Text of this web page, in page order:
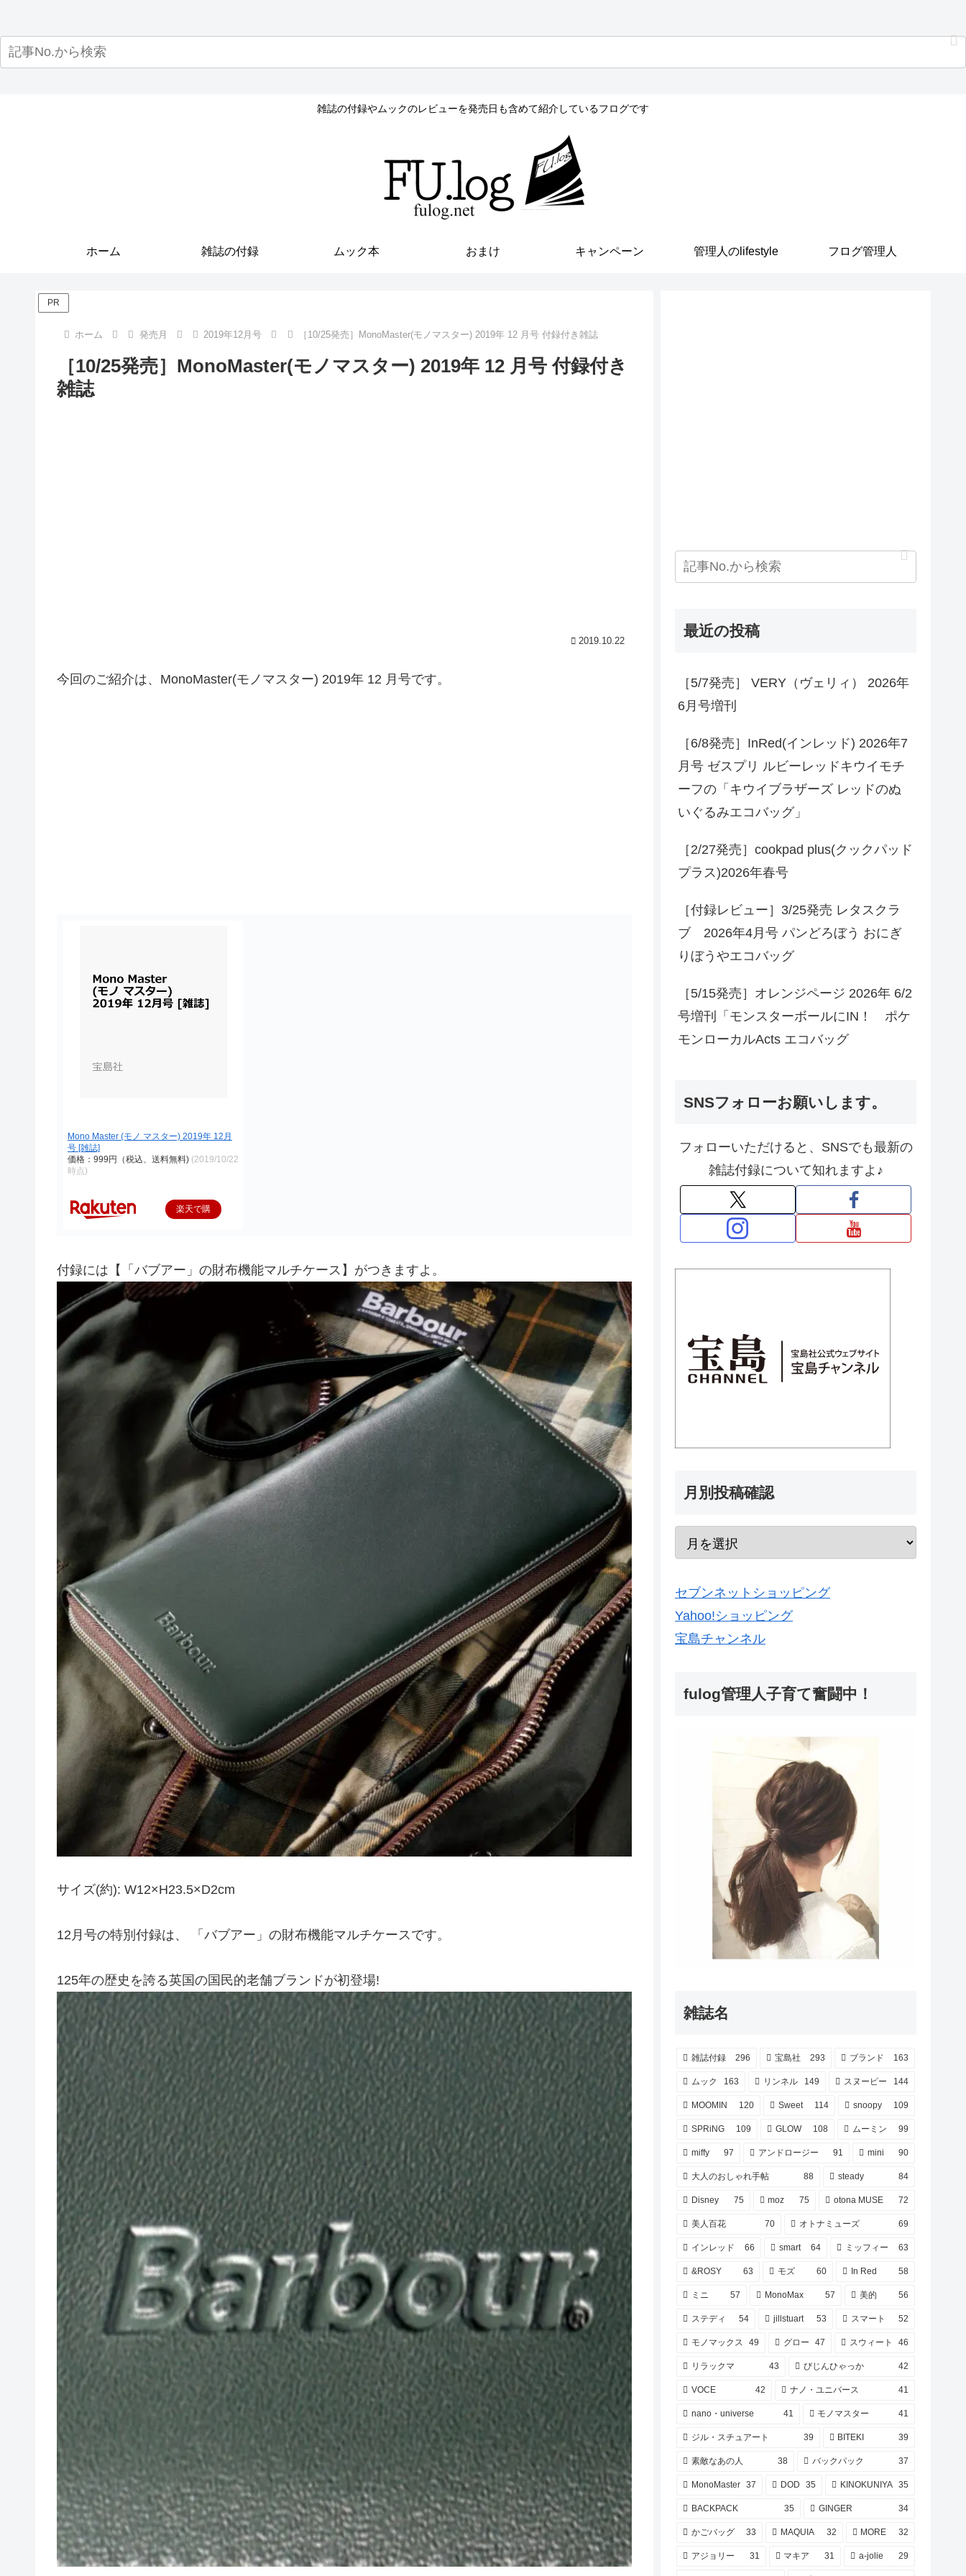
雑誌の付録やムックのレビューを発売日も含めて紹介しているフログです
ホーム 雑誌の付録 ムック本 おまけ キャンペーン 管理人のlifestyle フログ管理人
PR
ホーム 発売月 2019年12月号 ［10/25発売］MonoMaster(モノマスター) 2019年 12 月号 付録付き雑誌
［10/25発売］MonoMaster(モノマスター) 2019年 12 月号 付録付き
雑誌
2019.10.22
今回のご紹介は、MonoMaster(モノマスター) 2019年 12 月号です。
Mono Master (モノ マスター) 2019年 12月
号 [雑誌]
価格：999円（税込、送料無料) (2019/10/22
時点)
楽天で購
付録には【「バブアー」の財布機能マルチケース】がつきますよ。
サイズ(約): W12×H23.5×D2cm
12月号の特別付録は、 「バブアー」の財布機能マルチケースです。
125年の歴史を誇る英国の国民的老舗ブランドが初登場!
最近の投稿
［5/7発売］ VERY（ヴェリィ） 2026年
6月号増刊
［6/8発売］InRed(インレッド) 2026年7
月号 ゼスプリ ルビーレッドキウイモチ
ーフの「キウイブラザーズ レッドのぬ
いぐるみエコバッグ」
［2/27発売］cookpad plus(クックパッド
プラス)2026年春号
［付録レビュー］3/25発売 レタスクラ
ブ 2026年4月号 パンどろぼう おにぎ
りぼうやエコバッグ
［5/15発売］オレンジページ 2026年 6/2
号増刊「モンスターボールにIN！ ポケ
モンローカルActs エコバッグ
SNSフォローお願いします。
フォローいただけると、SNSでも最新の
雑誌付録について知れますよ♪
月別投稿確認
セブンネットショッピング
Yahoo!ショッピング
宝島チャンネル
fulog管理人子育て奮闘中！
雑誌名
雑誌付録 296 宝島社 293 ブランド 163
ムック 163 リンネル 149 スヌーピー 144
MOOMIN 120 Sweet 114 snoopy 109
SPRiNG 109 GLOW 108 ムーミン 99
miffy 97 アンドロージー 91 mini 90
大人のおしゃれ手帖 88 steady 84
Disney 75 moz 75 otona MUSE 72
美人百花 70 オトナミューズ 69
インレッド 66 smart 64 ミッフィー 63
&ROSY 63 モズ 60 In Red 58
ミニ 57 MonoMax 57 美的 56
ステディ 54 jillstuart 53 スマート 52
モノマックス 49 グロー 47 スウィート 46
リラックマ 43 びじんひゃっか 42
VOCE 42 ナノ・ユニバース 41
nano・universe 41 モノマスター 41
ジル・スチュアート 39 BITEKI 39
素敵なあの人 38 バックパック 37
MonoMaster 37 DOD 35 KINOKUNIYA 35
BACKPACK 35 GINGER 34
かごバッグ 33 MAQUIA 32 MORE 32
アジョリー 31 マキア 31 a-jolie 29